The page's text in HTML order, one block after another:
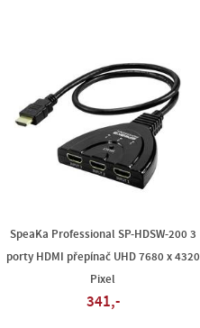
SpeaKa Professional SP-HDSW-200 3
porty HDMI přepínač UHD 7680 x 4320
Pixel
341,-